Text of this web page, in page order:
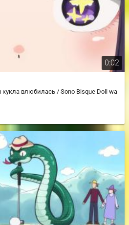
0:02
влюбилась / Sono Bisque Doll wa